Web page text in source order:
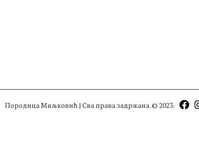
Породица Миљковић | Сва права задржана. © 2023.